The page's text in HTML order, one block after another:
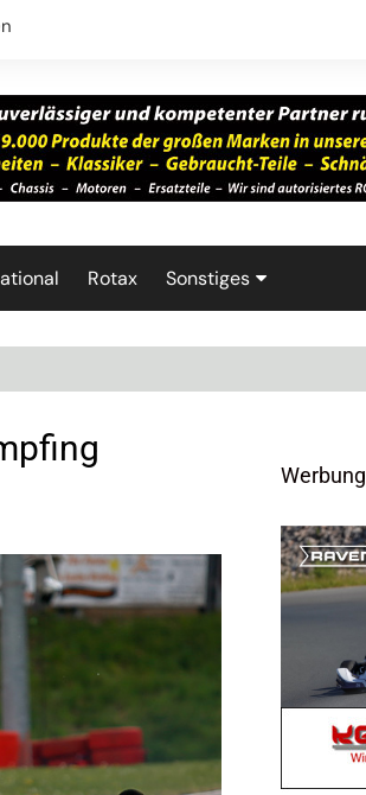
Rotax Sonstiges
Werbung